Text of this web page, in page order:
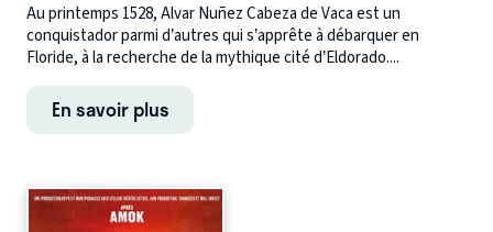
Au printemps 1528, Alvar Nuñez Cabeza de Vaca est un
conquistador parmi d’autres qui s’apprête à débarquer en
Floride, à la recherche de la mythique cité d’Eldorado....
En savoir plus